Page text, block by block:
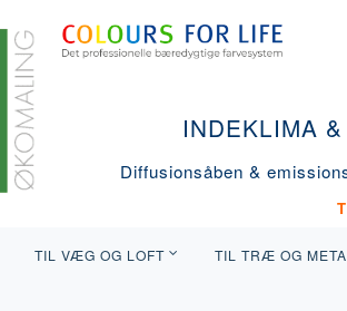
INDEKLIMA
Diffusionsåben &
TIL VÆG OG LOFT TIL TRÆ OG